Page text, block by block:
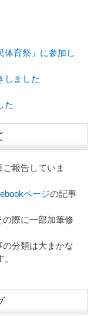
体育祭」に参加し
しました
た
報告していま
ページの記事
際に一部加筆修
分類は大まかな